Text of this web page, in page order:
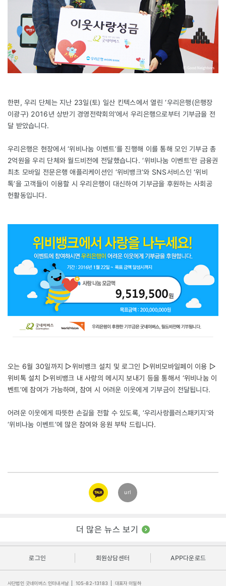
한편, 우리 단체는 지난 23일(토) 일산 킨텍스에서 열린 ‘우리은행(은행장
이광구) 2016년 상반기 경영전략회의’에서 우리은행으로부터 기부금을 전
달 받았습니다.
우리은행은 현장에서 ‘위비나눔 이벤트’를 진행해 이를 통해 모인 기부금 총
2억원을 우리 단체와 월드비전에 전달했습니다. ‘위비나눔 이벤트’란 금융권
최초 모바일 전문은행 애플리케이션인 ‘위비뱅크’와 SNS서비스인 ‘위비
톡’을 고객들이 이용할 시 우리은행이 대신하여 기부금을 후원하는 사회공
헌활동입니다.
오는 6월 30일까지 ▷위비뱅크 설치 및 로그인 ▷위비모바일페이 이용 ▷
위비톡 설치 ▷위비뱅크 내 사랑의 메시지 보내기 등을 통해서 ‘위비나눔 이
벤트’에 참여가 가능하며, 참여 시 어려운 이웃에게 기부금이 전달됩니다.
어려운 이웃에게 따뜻한 손길을 전할 수 있도록, ‘우리사랑플러스패키지’와
‘위비나눔 이벤트’에 많은 참여와 응원 부탁 드립니다.
카카오
링크
url
더 많은 뉴스 보기
로그인 회원상담센터 APP다운로드
사단법인 굿네이버스 인터내셔날 105-82-13183 대표자 이일하